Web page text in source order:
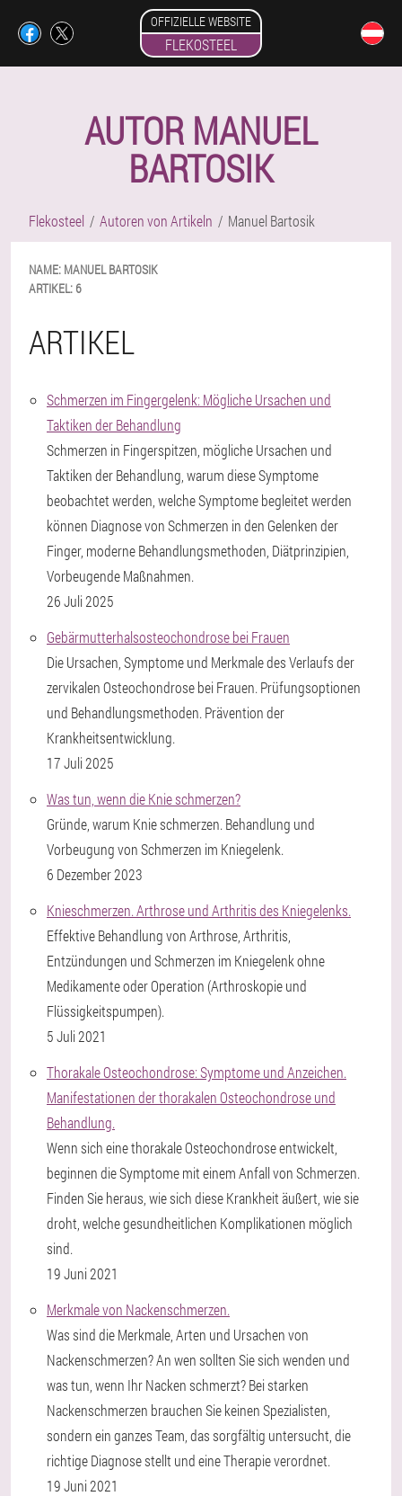
OFFIZIELLE WEBSITE
FLEKOSTEEL
AUTOR MANUEL
BARTOSIK
Flekosteel Autoren von Artikeln Manuel Bartosik
NAME: MANUEL BARTOSIK
ARTIKEL: 6
ARTIKEL
Schmerzen im Fingergelenk: Mögliche Ursachen und
Taktiken der Behandlung
Schmerzen in Fingerspitzen, mögliche Ursachen und
Taktiken der Behandlung, warum diese Symptome
beobachtet werden, welche Symptome begleitet werden
können Diagnose von Schmerzen in den Gelenken der
Finger, moderne Behandlungsmethoden, Diätprinzipien,
Vorbeugende Maßnahmen.
26 Juli 2025
Gebärmutterhalsosteochondrose bei Frauen
Die Ursachen, Symptome und Merkmale des Verlaufs der
zervikalen Osteochondrose bei Frauen. Prüfungsoptionen
und Behandlungsmethoden. Prävention der
Krankheitsentwicklung.
17 Juli 2025
Was tun, wenn die Knie schmerzen?
Gründe, warum Knie schmerzen. Behandlung und
Vorbeugung von Schmerzen im Kniegelenk.
6 Dezember 2023
Knieschmerzen. Arthrose und Arthritis des Kniegelenks.
Effektive Behandlung von Arthrose, Arthritis,
Entzündungen und Schmerzen im Kniegelenk ohne
Medikamente oder Operation (Arthroskopie und
Flüssigkeitspumpen).
5 Juli 2021
Thorakale Osteochondrose: Symptome und Anzeichen.
Manifestationen der thorakalen Osteochondrose und
Behandlung.
Wenn sich eine thorakale Osteochondrose entwickelt,
beginnen die Symptome mit einem Anfall von Schmerzen.
Finden Sie heraus, wie sich diese Krankheit äußert, wie sie
droht, welche gesundheitlichen Komplikationen möglich
sind.
19 Juni 2021
Merkmale von Nackenschmerzen.
Was sind die Merkmale, Arten und Ursachen von
Nackenschmerzen? An wen sollten Sie sich wenden und
was tun, wenn Ihr Nacken schmerzt? Bei starken
Nackenschmerzen brauchen Sie keinen Spezialisten,
sondern ein ganzes Team, das sorgfältig untersucht, die
richtige Diagnose stellt und eine Therapie verordnet.
19 Juni 2021